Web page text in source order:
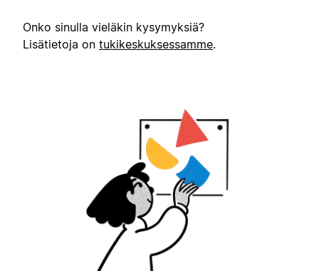
Onko sinulla vieläkin kysymyksiä?
Lisätietoja on tukikeskuksessamme.